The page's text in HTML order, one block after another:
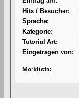
Hits / Besucher:
Sprache:
Kategorie:
Tutorial Art:
Eingetragen von:
Merkliste: